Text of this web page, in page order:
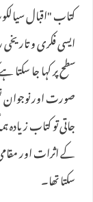
کتاب "اقبال
ایسی فکری و
سطح پر کہا جا
صورت اور
جاتی تو کتاب زیادہ
کے اثرات اور مقامی
سکتا تھا۔